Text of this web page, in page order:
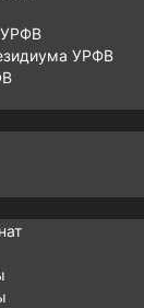
УРФВ
УРФВ